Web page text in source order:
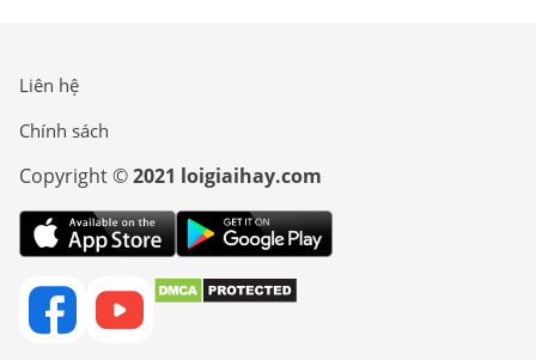
Liên hệ
Chính sách
Copyright ©2021 loigiaihay.com